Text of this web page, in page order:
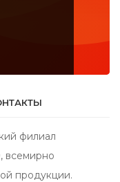
филиал
всемирно
продукции.